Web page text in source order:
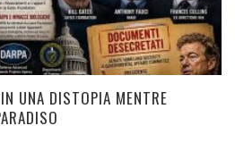
UNA DISTOPIA MENTRE